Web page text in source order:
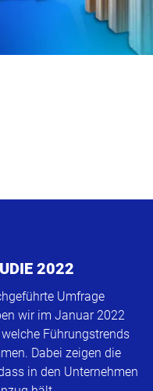
2022
Umfrage
wir im Januar 2022
Führungstrends
Dabei zeigen die
in den Unternehmen